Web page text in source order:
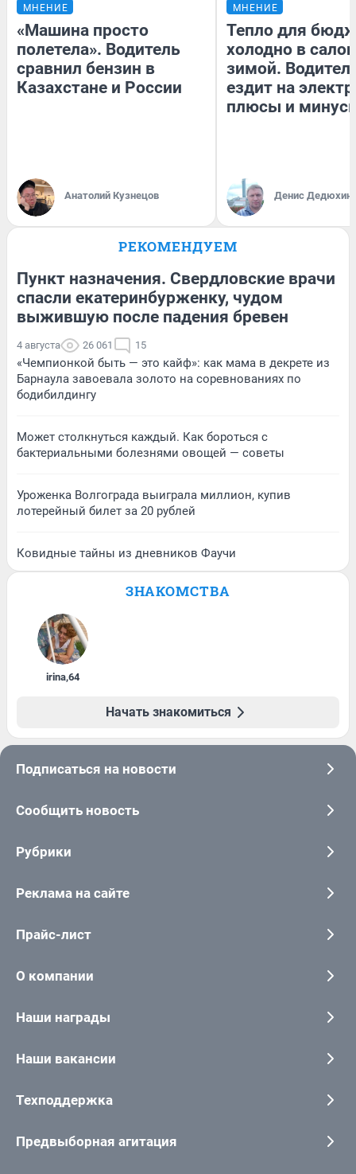
МНЕНИЕ
«Машина просто
полетела». Водитель
сравнил бензин в
Казахстане и России
Анатолий Кузнецов
МНЕНИЕ
Тепло для
холодно в
зимой.
ездит на
плюсы и
Денис Дедюхин
РЕКОМЕНДУЕМ
Пункт назначения. Свердловские врачи
спасли екатеринбурженку, чудом
выжившую после падения бревен
4 августа 26 061 15
«Чемпионкой быть — это кайф»: как мама в декрете из
Барнаула завоевала золото на соревнованиях по
бодибилдингу
Может столкнуться каждый. Как бороться с
бактериальными болезнями овощей — советы
Уроженка Волгограда выиграла миллион, купив
лотерейный билет за 20 рублей
Ковидные тайны из дневников Фаучи
ЗНАКОМСТВА
irina,64
Начать знакомиться
Подписаться на новости
Сообщить новость
Рубрики
Реклама на сайте
Прайс-лист
О компании
Наши награды
Наши вакансии
Техподдержка
Предвыборная агитация